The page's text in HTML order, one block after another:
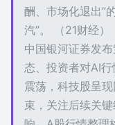
酬、市场化退出”
汽”。 （21财经）
中国银河证券发
态、投资者对AI
震荡，科技股呈
束，关注后续关